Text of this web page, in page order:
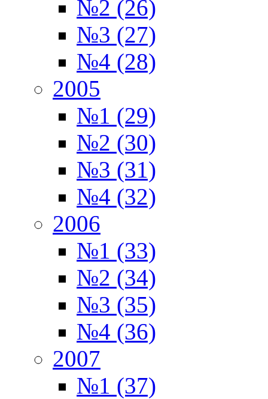
№2 (26)
№3 (27)
№4 (28)
2005
№1 (29)
№2 (30)
№3 (31)
№4 (32)
2006
№1 (33)
№2 (34)
№3 (35)
№4 (36)
2007
№1 (37)